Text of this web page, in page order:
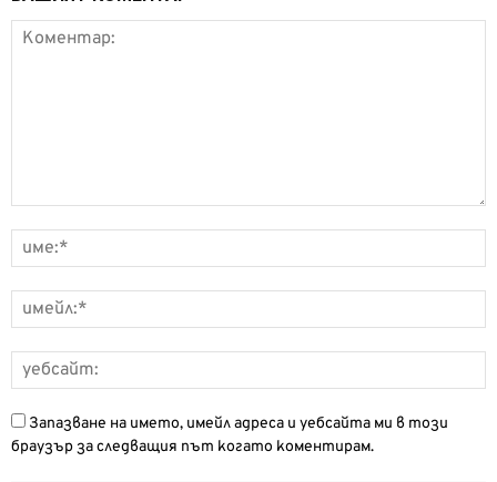
Запазване на името, имейл адреса и уебсайта ми в този
браузър за следващия път когато коментирам.